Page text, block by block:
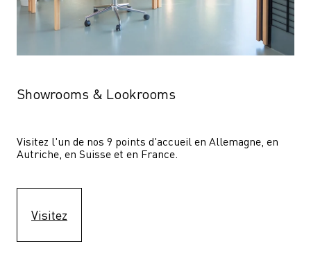
Showrooms & Lookrooms
Visitez l'un de nos 9 points d'accueil en Allemagne, en
Autriche, en Suisse et en France.
Visitez